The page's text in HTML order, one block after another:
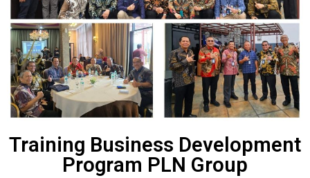
Training Business Development
Program PLN Group